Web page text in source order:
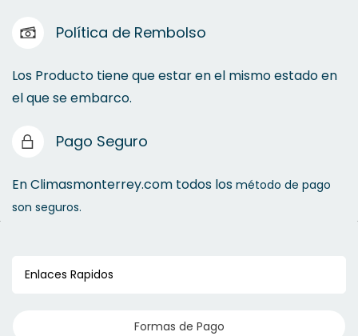
Política de Rembolso
Los Producto tiene que estar en el mismo estado en
el que se embarco.
Pago Seguro
En Climasmonterrey.com todos los método de pago
son seguros.
Enlaces Rapidos
Formas de Pago